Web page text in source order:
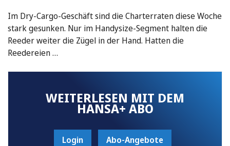
Im Dry-Cargo-Geschäft sind die Charterraten diese Woche
stark gesunken. Nur im Handysize-Segment halten die
Reeder weiter die Zügel in der Hand. Hatten die
Reedereien …
WEITERLESEN MIT DEM
HANSA+ ABO
Login Abo-Angebote